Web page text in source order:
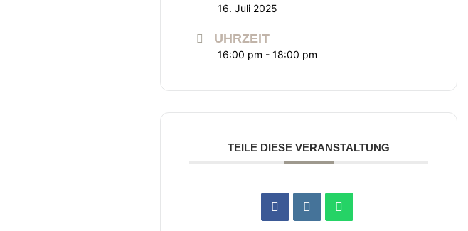
16. Juli 2025
UHRZEIT
16:00 pm - 18:00 pm
TEILE DIESE VERANSTALTUNG